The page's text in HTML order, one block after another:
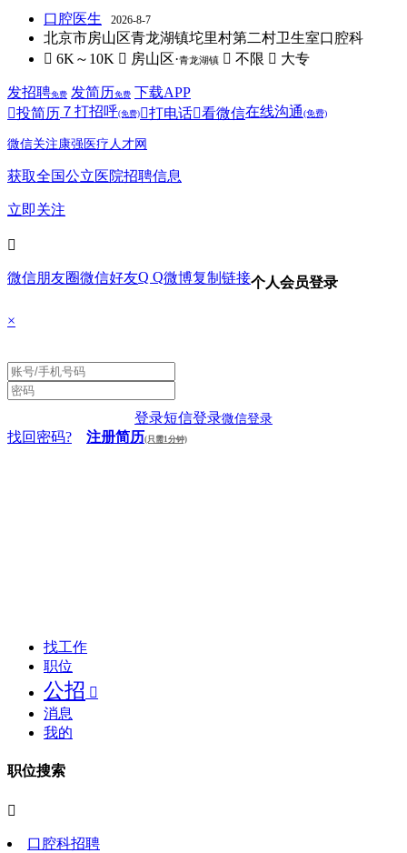
口腔医生 2026-8-7
北京市房山区青龙湖镇坨里村第二村卫生室口腔科
 6K～10K  房山区·青龙湖镇  不限  大专
发招聘免费 发简历免费 下载APP
投简历 ７ 打招呼(免费) 打电话看微信在线沟通(免费)
微信关注康强医疗人才网
获取全国公立医院招聘信息
立即关注

微信朋友圈微信好友Q Q微博复制链接个人会员登录
×
登录短信登录微信登录
找回密码? 注册简历(只需1分钟)
找工作
职位
公招 
消息
我的
职位搜索

口腔科招聘